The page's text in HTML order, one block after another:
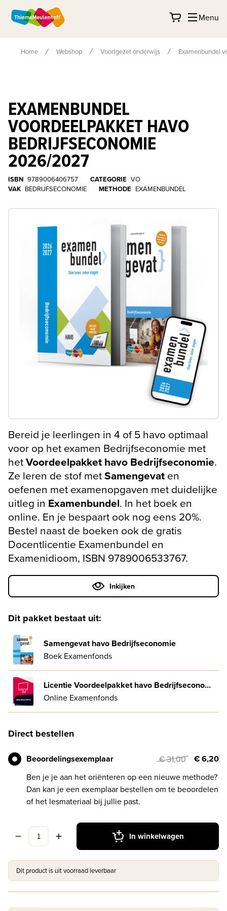
Menu
Home Webshop Voortgezet onderwijs Examenbundel
EXAMENBUNDEL
VOORDEELPAKKET HAVO
BEDRIJFSECONOMIE
2026/2027
ISBN 9789006406757 CATEGORIE VO
VAK BEDRIJFSECONOMIE METHODE EXAMENBUNDEL
Bereid je leerlingen in 4 of 5 havo optimaal
voor op het examen Bedrijfseconomie met
hetVoordeelpakket havo Bedrijfseconomie.
Ze leren de stof metSamengevat en
oefenen met examenopgaven met duidelijke
uitleg in Examenbundel. In het boek en
online. En je bespaart ook nog eens 20%.
Bestel naast de boeken ook de gratis
Docentlicentie Examenbundel en
Examenidioom, ISBN 9789006533767.
Inkijken
Dit pakket bestaat uit:
Samengevat havo Bedrijfseconomie
Boek Examenfonds
Licentie Voordeelpakket havo Bedrijfseconomie
Online Examenfonds
Direct bestellen
Beoordelingsexemplaar € 31,00 € 6,20
Ben je je aan het oriënteren op een nieuwe methode?
Dan kan je een exemplaar bestellen om te beoordelen
of het lesmateriaal bij jullie past.
In winkelwagen
Dit product is uit voorraad leverbaar